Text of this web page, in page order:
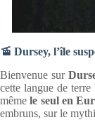
🚡 Dursey, l’île
Bienvenue sur
cette langue de
mêmele seul en
embruns, sur le